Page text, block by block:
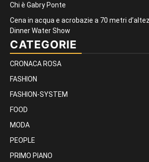
Chi è Gabry Ponte
Cena in acqua e acrobazie a 70 metri
Dinner Water Show
CATEGORIE
CRONACA ROSA
FASHION
FASHION-SYSTEM
FOOD
MODA
PEOPLE
PRIMO PIANO